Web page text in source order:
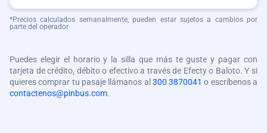
*Precios calculados semanalmente, pueden estar sujetos a cambios por
parte del operador
Puedes elegir el horario y la silla que más te guste y pagar con
tarjeta de crédito, débito o efectivo a través de Efecty o Baloto. Y si
quieres comprar tu pasaje llámanos al 300 3870041 o escríbenos a
contactenos@pinbus.com.